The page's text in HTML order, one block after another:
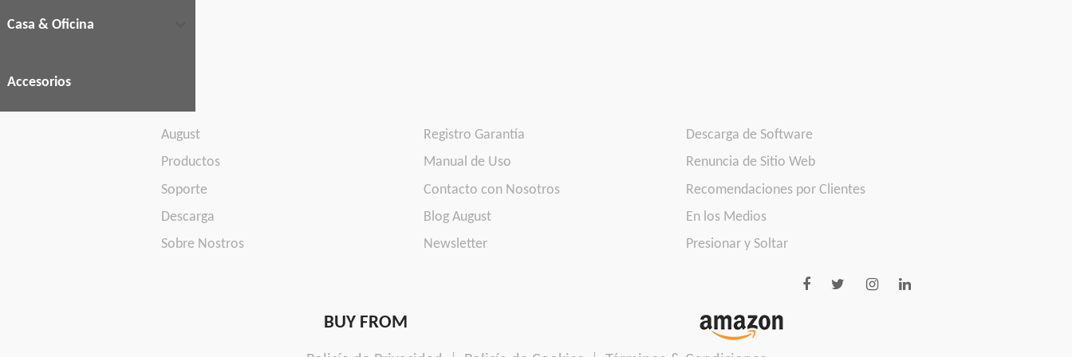
Casa & Oficina
Accesorios
August
Productos
Soporte
Descarga
Sobre Nostros
Registro Garantía
Manual de Uso
Contacto con Nosotros
Blog August
Newsletter
Descarga de Software
Renuncia de Sitio Web
Recomendaciones por Clientes
En los Medios
Presionar y Soltar
BUY FROM